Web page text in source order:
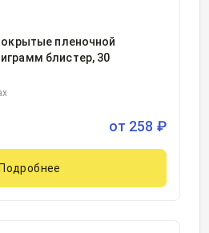
пленочной
блистер, 30
от 258 ₽
Подробнее